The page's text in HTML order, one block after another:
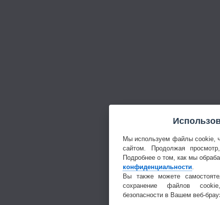
Мы используем файлы cookie,
сайтом. Продолжая
Подробнее о том, как мы
конфиденциальности
Вы также можете
сохранение файлов
безопасности в Вашем веб-